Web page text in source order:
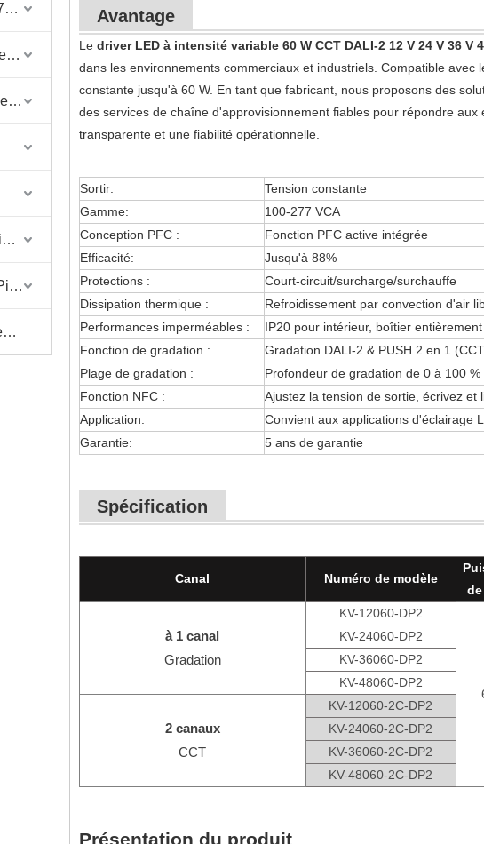
Pilote de LED Canada 200-347VAC
Pilote de LED d'éclairage haute puissance
Alimentation à intensité variable pour bande LED AC
Pilote LED rond à intensité variable de petite taille
Variateur Triac / 0-10V CCT + Pilote Triac / 0-10V CCT
Télécommande sans fil, variateur et pilote variable
Avantage
Le driver LED à intensité variable 60 W CCT DALI-2 12 V 24 V 36 V
dans les environnements commerciaux et industriels. Compatible
constante jusqu'à 60 W. En tant que fabricant, nous proposons des
des services de chaîne d'approvisionnement fiables pour répondre
transparente et une fiabilité opérationnelle.
Sortir:
Tension constante
Gamme:
100-277 VCA
Conception PFC :
Fonction PFC active intégrée
Efficacité:
Jusqu'à 88%
Protections :
Court-circuit/surcharge/surchauffe
Dissipation thermique :
Refroidissement par convection d'air
Performances imperméables :
IP20 pour intérieur, boîtier
Fonction de gradation :
Gradation DALI-2 & PUSH 2 en 1
Plage de gradation :
Profondeur de gradation de 0 à 100 %
Fonction NFC :
Ajustez la tension de sortie, écrivez et
Application:
Convient aux applications d'éclairage
Garantie:
5 ans de garantie
Spécification
Canal Numéro de modèle
à 1 canal
Gradation
KV-12060-DP2
KV-24060-DP2
KV-36060-DP2
KV-48060-DP2
2 canaux
CCT
KV-12060-2C-DP2
KV-24060-2C-DP2
KV-36060-2C-DP2
KV-48060-2C-DP2
Présentation du produit